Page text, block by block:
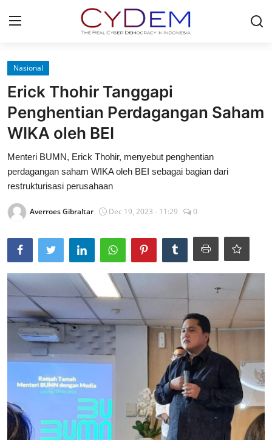
Login
Home
News
Contact
Politik
Redaksi
Olahraga
Nasional
Lainya
Nasional
Erick Thohir Tanggapi
Penghentian Perdagangan Saham
WIKA oleh BEI
Menteri BUMN, Erick Thohir, menyebut penghentian
perdagangan saham WIKA oleh BEI sebagai bagian dari
restrukturisasi perusahaan
Averroes Gibraltar Dec 19, 2023 - 11:29 0